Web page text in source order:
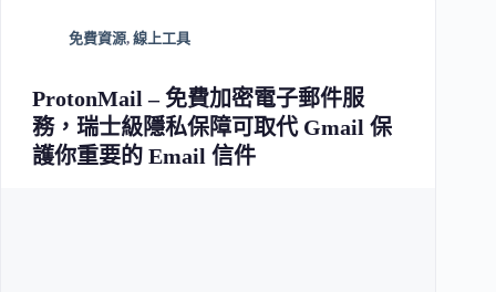
免費資源, 線上工具
ProtonMail – 免費加密電子郵件服
務，瑞士級隱私保障可取代 Gmail 保
護你重要的 Email 信件